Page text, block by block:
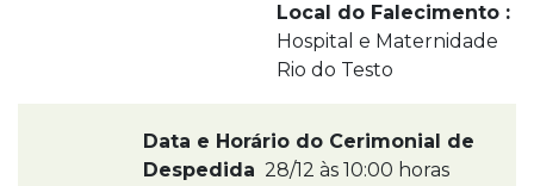
Local do Falecimento :
Hospital e Maternidade
Rio do Testo
Data e Horário do Cerimonial de
Despedida 28/12 às 10:00 horas